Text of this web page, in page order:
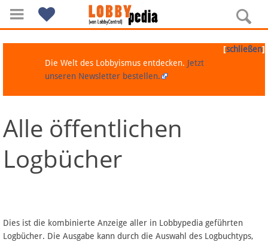
Navigation
Über Lobbypedia
Artikel nach Kategorien
[schließen]
Die Welt des Lobbyismus entdecken. Jetzt
unseren Newsletter bestellen.
Alle öffentlichen
Logbücher
Dies ist die kombinierte Anzeige aller in Lobbypedia geführten
Logbücher. Die Ausgabe kann durch die Auswahl des Logbuchtyps,